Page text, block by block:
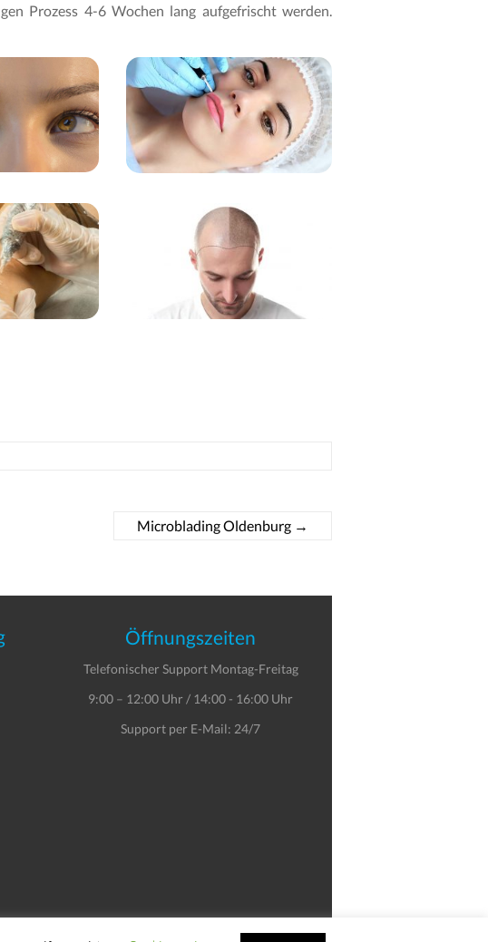
Prozess 4-6 Wochen lang aufgefrischt werden.
Microblading Oldenburg →
Öffnungszeiten
Telefonischer Support Montag-Freitag
9:00 – 12:00 Uhr / 14:00 - 16:00 Uhr
Support per E-Mail: 24/7